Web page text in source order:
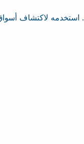
. استخدمه لاكتشاف